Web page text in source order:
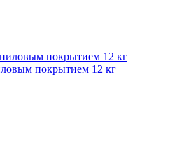
покрытием 12 кг